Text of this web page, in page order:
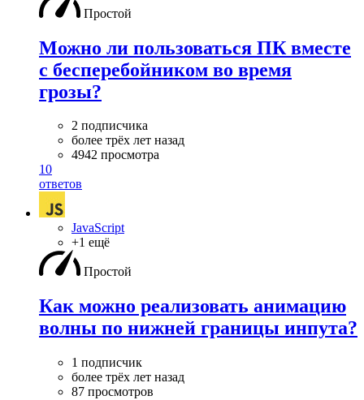
Простой
Можно ли пользоваться ПК вместе
с бесперебойником во время
грозы?
2 подписчика
более трёх лет назад
4942 просмотра
10
ответов
JavaScript
+1 ещё
Простой
Как можно реализовать анимацию
волны по нижней границы инпута?
1 подписчик
более трёх лет назад
87 просмотров